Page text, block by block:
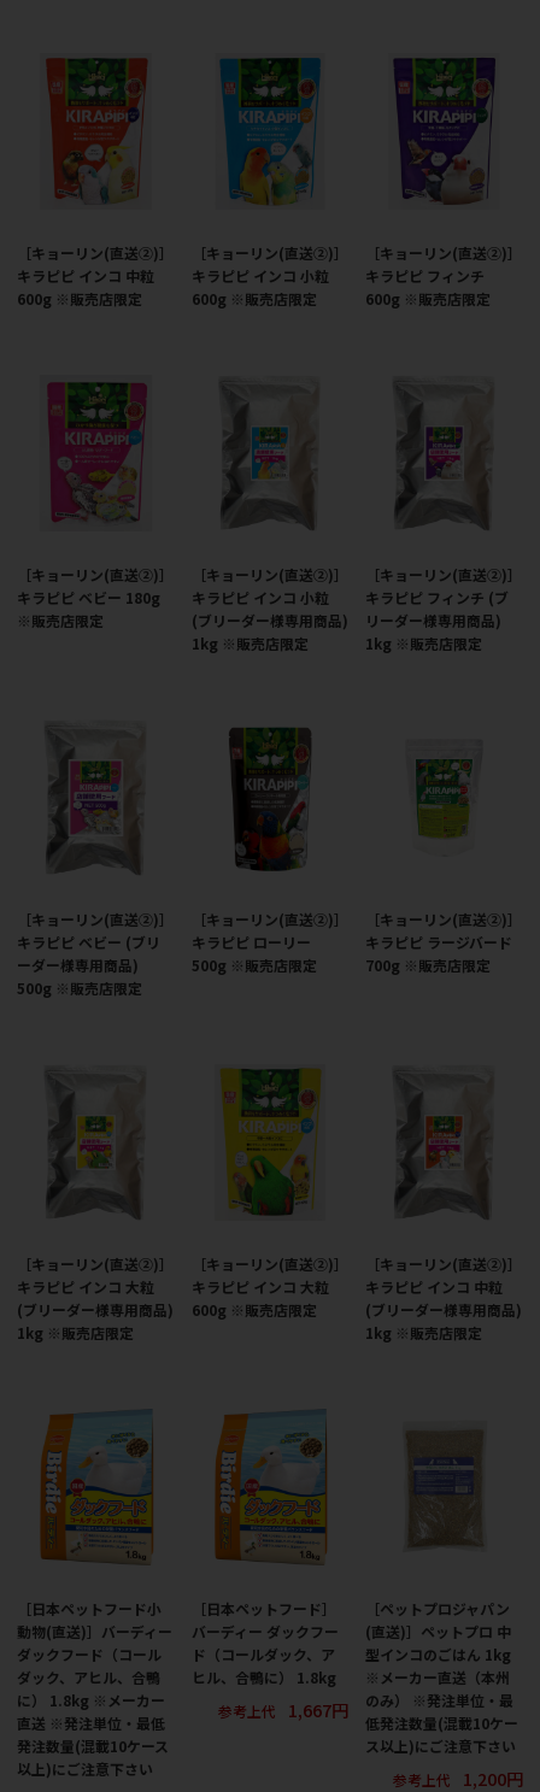
［キョーリン(直送②)］
キラピピ インコ 中粒
600g ※販売店限定
［キョーリン(直送②)］
キラピピ インコ 小粒
600g ※販売店限定
［キョーリン(直送②)］
キラピピ フィンチ
600g ※販売店限定
［キョーリン(直送②)］
キラピピ ベビー 180g
※販売店限定
［キョーリン(直送②)］
キラピピ インコ 小粒
(ブリーダー様専用商品)
1kg ※販売店限定
［キョーリン(直送②)］
キラピピ フィンチ (ブ
リーダー様専用商品)
1kg ※販売店限定
［キョーリン(直送②)］
キラピピ ベビー (ブリ
ーダー様専用商品)
500g ※販売店限定
［キョーリン(直送②)］
キラピピ ローリー
500g ※販売店限定
［キョーリン(直送②)］
キラピピ ラージバード
700g ※販売店限定
［キョーリン(直送②)］
キラピピ インコ 大粒
(ブリーダー様専用商品)
1kg ※販売店限定
［キョーリン(直送②)］
キラピピ インコ 大粒
600g ※販売店限定
［キョーリン(直送②)］
キラピピ インコ 中粒
(ブリーダー様専用商品)
1kg ※販売店限定
［日本ペットフード小
動物(直送)］バーディー
ダックフード（コール
ダック、アヒル、合鴨
に） 1.8kg ※メーカー
直送 ※発注単位・最低
発注数量(混載10ケース
以上)にご注意下さい
［日本ペットフード］
バーディー ダックフー
ド（コールダック、ア
ヒル、合鴨に） 1.8kg
参考上代
1,667円
［ペットプロジャパン
(直送)］ペットプロ 中
型インコのごはん 1kg
※メーカー直送（本州
のみ） ※発注単位・最
低発注数量(混載10ケー
ス以上)にご注意下さい
参考上代
1,200円